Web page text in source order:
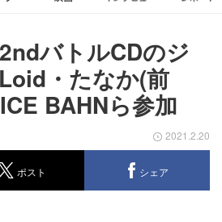
バトルCDのジ
・たなか(前
BAHNら参加
2021.2.20
ポスト シェア